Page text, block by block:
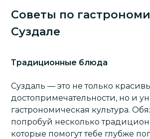
Советы по
Суздале
Традиционные блюда
Суздаль — это не только
достопримечательности, но и
гастрономическая культура.
попробуй несколько
которые помогут тебе глубже